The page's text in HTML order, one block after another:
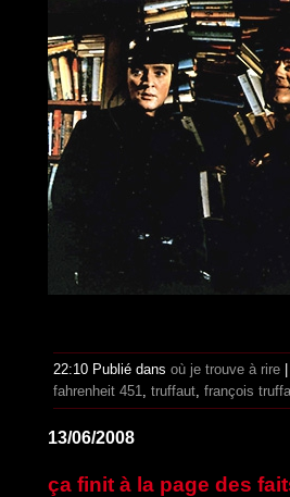
22:10 Publié dans où je trouve à rire
fahrenheit 451
truffaut françois
13/06/2008
ça finit à la page des